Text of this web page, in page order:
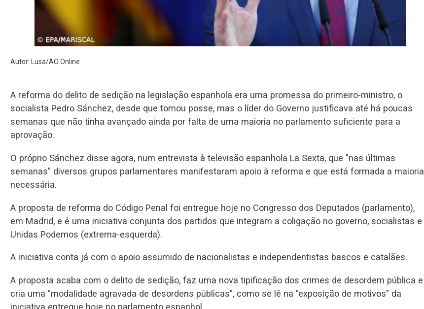
Autor: Lusa/AO Online
A reforma do delito de sedição na legislação espanhola era uma promessa do primeiro-ministro, o
socialista Pedro Sánchez, desde que tomou posse, mas o líder do Governo justificava até há poucas
semanas que não tinha avançado ainda por falta de uma maioria no parlamento suficiente para a
aprovação.
O próprio Sánchez disse agora, num entrevista à televisão espanhola La Sexta, que "nas últimas
semanas" diversos grupos parlamentares manifestaram apoio à reforma e que está formada a maioria
necessária.
A proposta de reforma do Código Penal foi entregue hoje no Congresso dos Deputados (parlamento),
em Madrid, e é uma iniciativa conjunta dos partidos que integram a coligação no governo, socialistas e
Unidas Podemos (extrema-esquerda).
A iniciativa conta já com o apoio assumido de nacionalistas e independentistas bascos e catalães.
A proposta acaba com o delito de sedição, faz uma nova tipificação dos crimes de desordem pública e
cria uma "modalidade agravada de desordens públicas", como se lê na "exposição de motivos" da
iniciativa entregue hoje no parlamento espanhol.